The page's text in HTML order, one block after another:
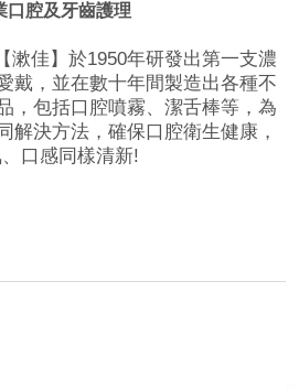
口腔及牙齒護理
漱佳】於1950年研發出第一支濃
戴，並在數十年間製造出各種不
，包括口腔噴霧、潔舌棒等，為
解決方法，確保口腔衛生健康，
口感同樣清新!